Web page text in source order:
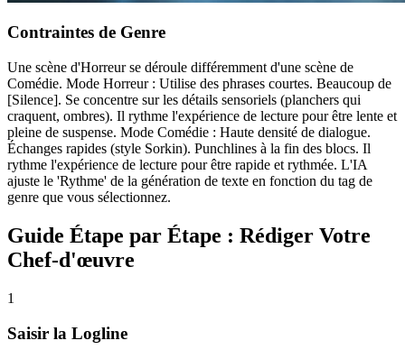
Contraintes de Genre
Une scène d'Horreur se déroule différemment d'une scène de
Comédie. Mode Horreur : Utilise des phrases courtes. Beaucoup de
[Silence]. Se concentre sur les détails sensoriels (planchers qui
craquent, ombres). Il rythme l'expérience de lecture pour être lente et
pleine de suspense. Mode Comédie : Haute densité de dialogue.
Échanges rapides (style Sorkin). Punchlines à la fin des blocs. Il
rythme l'expérience de lecture pour être rapide et rythmée. L'IA
ajuste le 'Rythme' de la génération de texte en fonction du tag de
genre que vous sélectionnez.
Guide Étape par Étape : Rédiger Votre
Chef-d'œuvre
1
Saisir la Logline